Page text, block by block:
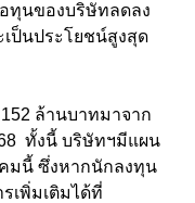
ทุนของบริษัทลดลง
เป็นประโยชน์สูงสุด
ล้านบาทมาจาก
ทั้งนี้ บริษัทฯมีแผน
มนี้ ซึ่งหากนักลงทุน
เพิ่มเติมได้ที่